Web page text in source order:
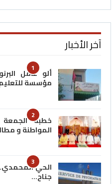
آخر الأخبار
1
ألو عامل
مؤسسة
2خطبة
المواطنة و
3الحي
جناح…